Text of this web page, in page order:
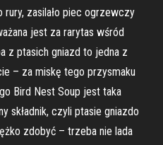
zasilało piec ogrzewczy
jest za rarytas wśród
z ptasich gniazd to jedna z
– za miskę tego przysmaku
Bird Nest Soup jest taka
składnik, czyli ptasie gniazdo
zdobyć – trzeba nie lada